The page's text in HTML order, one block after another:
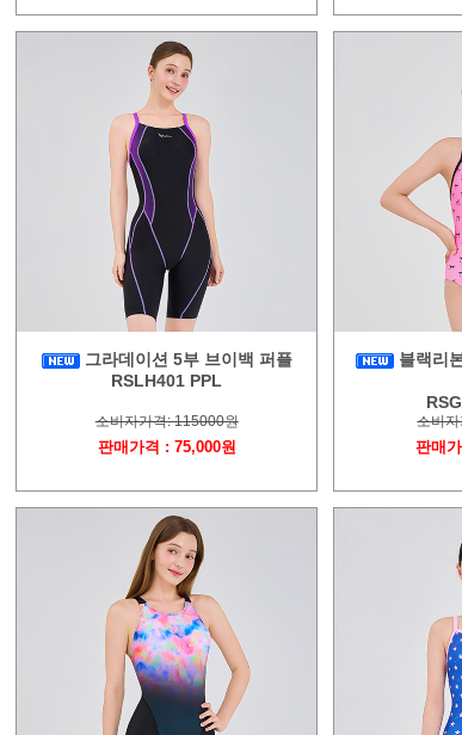
그라데이션 5부 브이백 퍼플
RSLH401 PPL
소비자가격: 115000원
판매가격 : 75,000원
블랙리
소비
판매